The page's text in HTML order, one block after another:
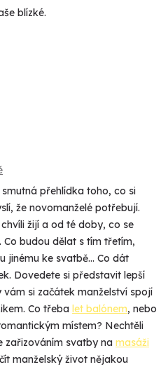
blízké.
přehlídka toho, co si
že novomanželé potřebují.
žijí a od té doby, co se
budou dělat s tím třetím,
jinému ke svatbě... Co dát
Dovedete si představit lepší
si začátek manželství spojí
Co třeba let balónem, nebo
místem? Nechtěli
zařizováním svatby na masáži
manželský život nějakou